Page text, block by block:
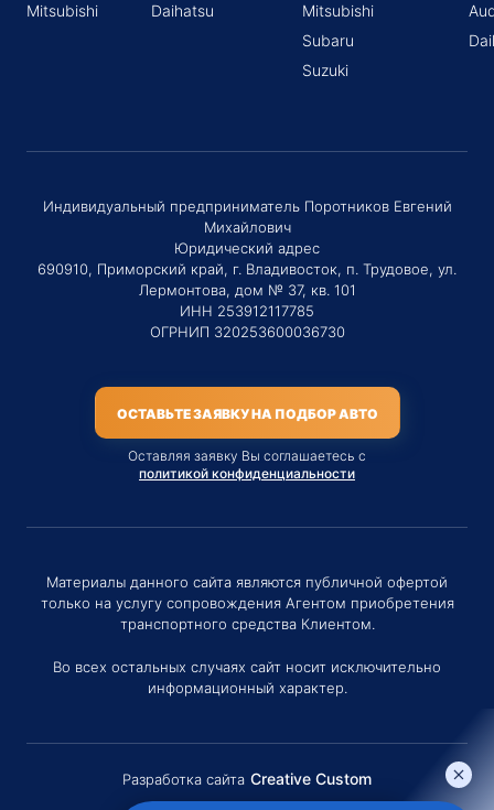
Mitsubishi
Daihatsu
Mitsubishi
Subaru
Suzuki
Индивидуальный предприниматель Поротников Евгений
Михайлович
Юридический адрес
690910, Приморский край, г. Владивосток, п. Трудовое, ул.
Лермонтова, дом № 37, кв. 101
ИНН 253912117785
ОГРНИП 320253600036730
ОСТАВЬТЕ ЗАЯВКУ НА ПОДБОР АВТО
Оставляя заявку Вы соглашаетесь с
политикой конфиденциальности
Материалы данного сайта являются публичной офертой
только на услугу сопровождения Агентом приобретения
транспортного средства Клиентом.
Во всех остальных случаях сайт носит исключительно
информационный характер.
Разработка сайта Creative Custom